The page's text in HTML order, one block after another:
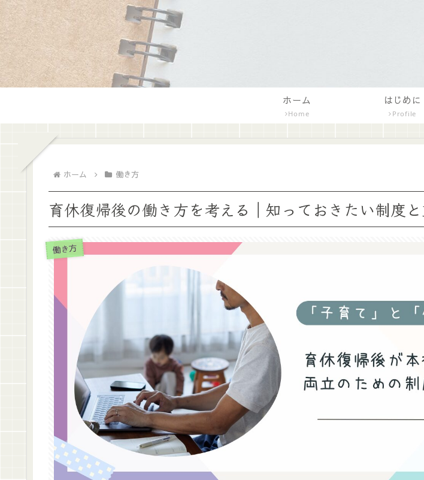
ホーム
Home
はじめに
Profile
ホーム 働き方
育休復帰後の働き方を考える｜知っておきたい制度
働き方